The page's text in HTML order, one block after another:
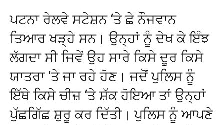
ਪਟਨਾ ਰੇਲਵੇ ਸਟੇਸ਼ਨ ‘ਤੇ ਛੇ ਨੌਜਵਾਨ
ਤਿਆਰ ਖੜ੍ਹੇ ਸਨ। ਉਨ੍ਹਾਂ ਨੂੰ ਦੇਖ ਕੇ ਇੰਝ
ਲੱਗਦਾ ਸੀ ਜਿਵੇਂ ਉਹ ਸਾਰੇ ਕਿਸੇ ਦੂਰ ਕਿਸੇ
ਯਾਤਰਾ ‘ਤੇ ਜਾ ਰਹੇ ਹੋਣ। ਜਦੋਂ ਪੁਲਿਸ ਨੂੰ
ਇੱਥੇ ਕਿਸੇ ਚੀਜ਼ ‘ਤੇ ਸ਼ੱਕ ਹੋਇਆ ਤਾਂ ਉਨ੍ਹਾਂ
ਪੁੱਛਗਿੱਛ ਸ਼ੁਰੂ ਕਰ ਦਿੱਤੀ। ਪੁਲਿਸ ਨੂੰ ਆਪਣੇ